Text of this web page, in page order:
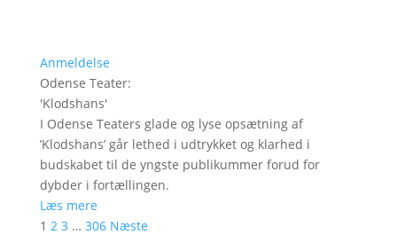
Anmeldelse
Odense Teater:
'Klodshans'
I Odense Teaters glade og lyse opsætning af
’Klodshans’ går lethed i udtrykket og klarhed i
budskabet til de yngste publikummer forud for
dybder i fortællingen.
Læs mere
1 2 3 … 306 Næste